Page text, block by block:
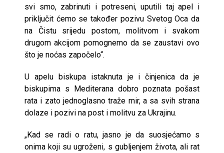
svi smo, zabrinuti i potreseni, uputili taj apel i
priključit ćemo se također pozivu Svetog Oca da
na Čistu srijedu postom, molitvom i svakom
drugom akcijom pomognemo da se zaustavi ovo
što je noćas započelo“.
U apelu biskupa istaknuta je i činjenica da je
biskupima s Mediterana dobro poznata pošast
rata i zato jednoglasno traže mir, a sa svih strana
dolaze i pozivi na post i molitvu za Ukrajinu.
„Kad se radi o ratu, jasno je da suosjećamo s
onima koji su ugroženi, s gubljenjem života, ali rat